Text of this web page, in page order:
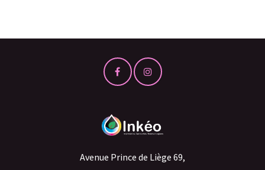
Avenue Prince de Liège 69,